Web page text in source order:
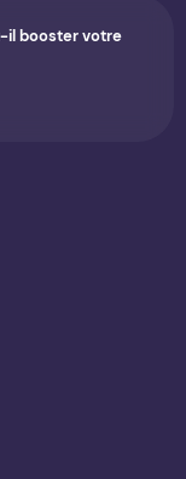
il booster votre